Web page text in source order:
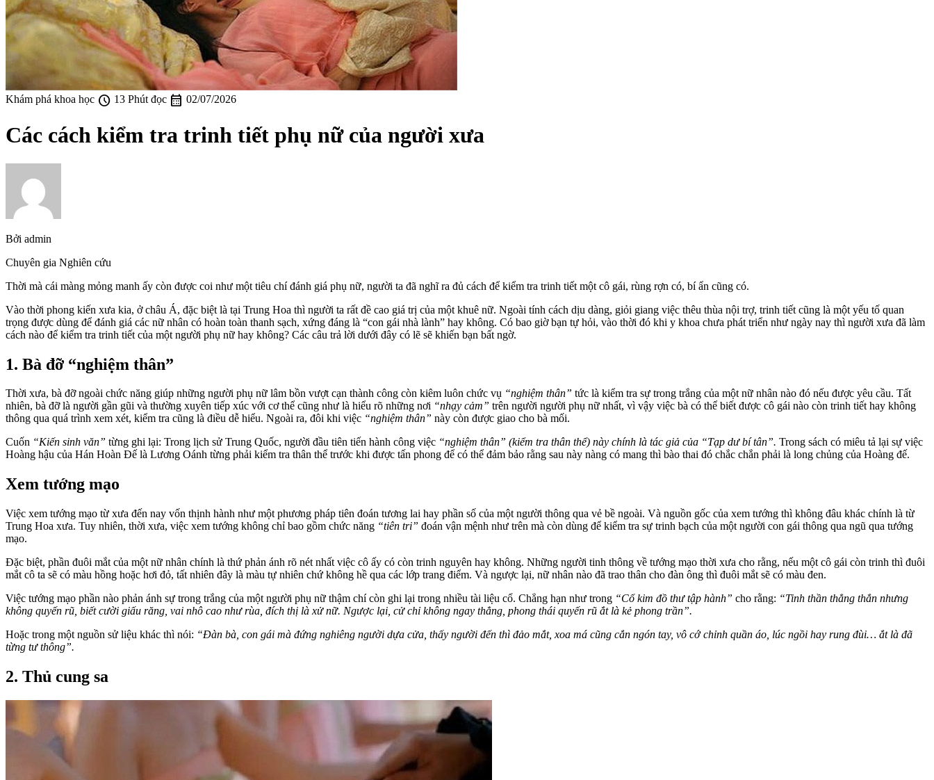
Khám phá khoa học schedule 13 Phút đọc calendar_month 02/07/2026
Các cách kiểm tra trinh tiết phụ nữ của người xưa
Bởi admin
Chuyên gia Nghiên cứu
Thời mà cái màng mỏng manh ấy còn được coi như một tiêu chí đánh giá phụ nữ, người ta đã nghĩ ra đủ cách để kiểm tra trinh tiết một cô gái, rùng rợn có, bí ẩn cũng có.
Vào thời phong kiến xưa kia, ở châu Á, đặc biệt là tại Trung Hoa thì người ta rất đề cao giá trị của một khuê nữ. Ngoài tính cách dịu dàng, giỏi giang việc thêu thùa nội trợ, trinh tiết cũng là một yếu tố quan
trọng được dùng để đánh giá các nữ nhân có hoàn toàn thanh sạch, xứng đáng là “con gái nhà lành” hay không. Có bao giờ bạn tự hỏi, vào thời đó khi y khoa chưa phát triển như ngày nay thì người xưa đã làm
cách nào để kiểm tra trinh tiết của một người phụ nữ hay không? Các câu trả lời dưới đây có lẽ sẽ khiến bạn bất ngờ.
1. Bà đỡ “nghiệm thân”
Thời xưa, bà đỡ ngoài chức năng giúp những người phụ nữ lâm bồn vượt cạn thành công còn kiêm luôn chức vụ “nghiệm thân” tức là kiểm tra sự trong trắng của một nữ nhân nào đó nếu được yêu cầu. Tất
nhiên, bà đỡ là người gần gũi và thường xuyên tiếp xúc với cơ thể cũng như là hiểu rõ những nơi “nhạy cảm” trên người người phụ nữ nhất, vì vậy việc bà có thể biết được cô gái nào còn trinh tiết hay không
thông qua quá trình xem xét, kiểm tra cũng là điều dễ hiểu. Ngoài ra, đôi khi việc “nghiệm thân” này còn được giao cho bà mối.
Cuốn “Kiến sinh văn” từng ghi lại: Trong lịch sử Trung Quốc, người đầu tiên tiến hành công việc “nghiệm thân” (kiểm tra thân thể) này chính là tác giả của “Tạp dư bí tân”. Trong sách có miêu tả lại sự việc
Hoàng hậu của Hán Hoàn Đế là Lương Oánh từng phải kiểm tra thân thể trước khi được tấn phong để có thể đảm bảo rằng sau này nàng có mang thì bào thai đó chắc chắn phải là long chủng của Hoàng đế.
Xem tướng mạo
Việc xem tướng mạo từ xưa đến nay vốn thịnh hành như một phương pháp tiên đoán tương lai hay phần số của một người thông qua vẻ bề ngoài. Và nguồn gốc của xem tướng thì không đâu khác chính là từ
Trung Hoa xưa. Tuy nhiên, thời xưa, việc xem tướng không chỉ bao gồm chức năng “tiên tri” đoán vận mệnh như trên mà còn dùng để kiểm tra sự trinh bạch của một người con gái thông qua ngũ qua tướng
mạo.
Đặc biệt, phần đuôi mắt của một nữ nhân chính là thứ phản ánh rõ nét nhất việc cô ấy có còn trinh nguyên hay không. Những người tinh thông về tướng mạo thời xưa cho rằng, nếu một cô gái còn trinh thì đuôi
mắt cô ta sẽ có màu hồng hoặc hơi đỏ, tất nhiên đây là màu tự nhiên chứ không hề qua các lớp trang điểm. Và ngược lại, nữ nhân nào đã trao thân cho đàn ông thì đuôi mắt sẽ có màu đen.
Việc tướng mạo phần nào phản ánh sự trong trắng của một người phụ nữ thậm chí còn ghi lại trong nhiều tài liệu cổ. Chẳng hạn như trong “Cổ kim đồ thư tập hành” cho rằng: “Tinh thần thẳng thắn nhưng
không quyến rũ, biết cười giấu răng, vai nhô cao như rùa, đích thị là xử nữ. Ngược lại, cử chỉ không ngay thẳng, phong thái quyến rũ ắt là kẻ phong trần”.
Hoặc trong một nguồn sử liệu khác thì nói: “Đàn bà, con gái mà đứng nghiêng người dựa cửa, thấy người đến thì đảo mắt, xoa má cũng cắn ngón tay, vô cớ chỉnh quần áo, lúc ngồi hay rung đùi… ắt là đã
từng tư thông”.
2. Thủ cung sa